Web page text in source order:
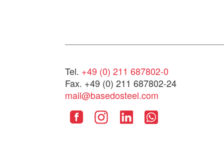
Tel. +49 (0) 211 687802-0
Fax. +49 (0) 211 687802-24
mail@basedosteel.com